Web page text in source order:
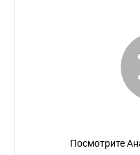
Посмотрите